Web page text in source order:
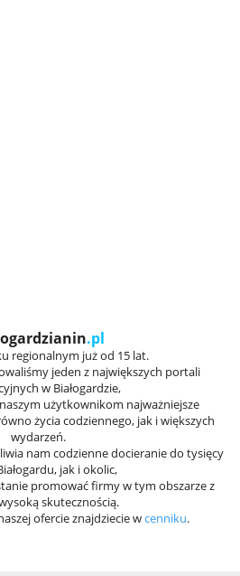
.pl
regionalnym już od 15 lat.
jeden z największych portali
w Białogardzie,
użytkownikom najważniejsze
życia codziennego, jak i większych
wydarzeń.
nam codzienne docieranie do tysięcy
jak i okolic,
promować firmy w tym obszarze z
skutecznością.
ofercie znajdziecie wcenniku.